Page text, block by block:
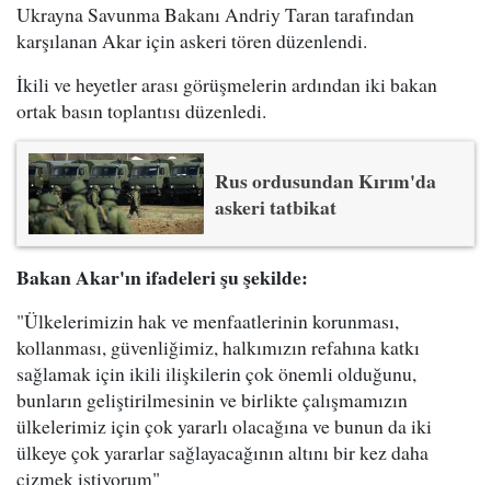
Ukrayna Savunma Bakanı Andriy Taran tarafından
karşılanan Akar için askeri tören düzenlendi.
İkili ve heyetler arası görüşmelerin ardından iki bakan
ortak basın toplantısı düzenledi.
Rus ordusundan Kırım'da
askeri tatbikat
Bakan Akar'ın ifadeleri şu şekilde:
"Ülkelerimizin hak ve menfaatlerinin korunması,
kollanması, güvenliğimiz, halkımızın refahına katkı
sağlamak için ikili ilişkilerin çok önemli olduğunu,
bunların geliştirilmesinin ve birlikte çalışmamızın
ülkelerimiz için çok yararlı olacağına ve bunun da iki
ülkeye çok yararlar sağlayacağının altını bir kez daha
çizmek istiyorum"